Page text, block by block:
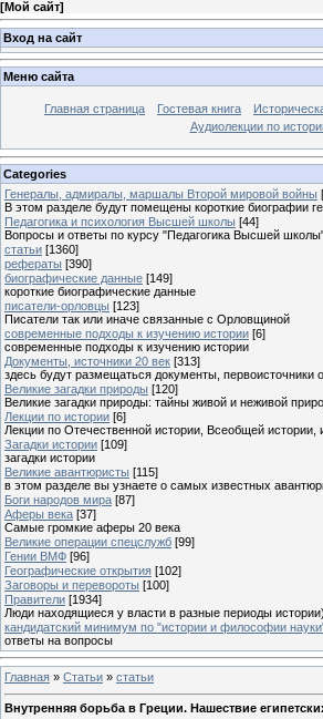
[Мой сайт]
Вход на сайт
Меню сайта
Главная страница Гостевая книга
Аудиолекции по
Categories
Генералы, адмиралы, маршалы Второй мировой войны
В этом разделе будут помещены короткие биографии
Педагогика и психология Высшей школы [44]
Вопросы и ответы по курсу "Педагогика Высшей
статьи [1360]
рефераты [390]
биографические данные [149]
короткие биографические данные
писатели-орловцы [123]
Писатели так или иначе связанные с Орловщиной
современные подходы к изучению истории [6]
современные подходы к изучению истории
Документы, источники 20 век [313]
здесь будут размещаться документы, первоисточники
Великие загадки природы [120]
Великие загадки природы: тайны живой и неживой
Лекции по истории [6]
Лекции по Отечественной истории, Всеобщей истории,
Загадки истории [109]
загадки истории
Великие авантюристы [115]
в этом разделе вы узнаете о самых известных
Боги народов мира [87]
Аферы века [37]
Самые громкие аферы 20 века
Великие операции спецслужб [99]
Гении ВМФ [96]
Географические открытия [102]
Заговоры и перевороты [100]
Правители [1934]
Люди находящиеся у власти в разные периоды
кандидатский минимум по "истории и философии
ответы на вопросы
Главная » Статьи » статьи
Внутренняя борьба в Греции. Нашествие